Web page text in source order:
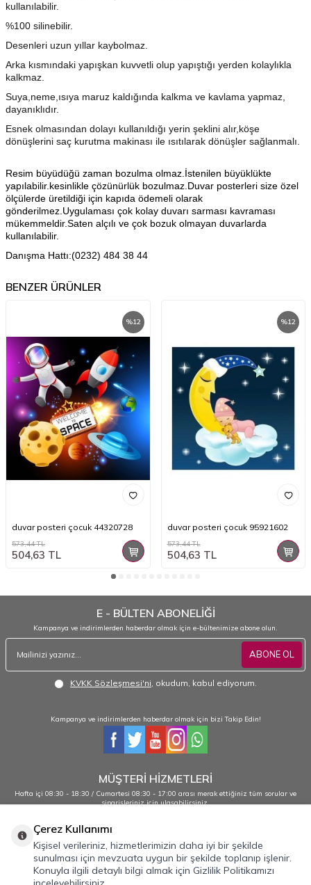
kullanılabilir.
%100 silinebilir.
Desenleri uzun yıllar kaybolmaz.
Arka kısmındaki yapışkan kuvvetli olup yapıştığı yerden kolaylıkla
kalkmaz.
Suya,neme,ısıya maruz kaldığında kalkma ve kavlama yapmaz,
dayanıklıdır.
Esnek olmasından dolayı kullanıldığı yerin şeklini alır,köşe
dönüşlerini saç kurutma makinası ile ısıtılarak dönüşler sağlanmalı.
Resim büyüdüğü zaman bozulma olmaz.İstenilen büyüklükte
yapılabilir.kesinlikle çözünürlük bozulmaz.Duvar posterleri size özel
ölçülerde üretildiği için kapıda ödemeli olarak
gönderilmez.Uygulaması çok kolay duvarı sarması kavraması
mükemmeldir.Saten alçılı ve çok bozuk olmayan duvarlarda
kullanılabilir.
Danışma Hattı:(0232) 484 38 44
BENZER ÜRÜNLER
%12
duvar posteri çocuk 44320728
573,44TL
504,63 TL
%12
duvar posteri çocuk 95921602
573,44TL
504,63 TL
E - BÜLTEN ABONELİĞİ
Kampanya ve indirimlerden haberdar olmak için e-bültenimize abone olun.
ABONE OL
KVKK Sözleşmesi'ni , okudum, kabul ediyorum.
Kampanya ve indirimlerden haberdar olmak için bizi Takip Edin!
MÜŞTERİ HİZMETLERİ
Hafta içi 08:30 - 18:30 / Cumartesi 08:30 - 17:00 arası merak ettiğiniz tüm sorular ve
siparişleriniz için ulaşabilirsiniz.
0232 484 38 44 - 0533 330 88 95
Önemli Bilgiler
Çerez Kullanımı
Kişisel verileriniz, hizmetlerimizin daha iyi bir şekilde
sunulması için mevzuata uygun bir şekilde toplanıp işlenir.
Konuyla ilgili detaylı bilgi almak için Gizlilik Politikamızı